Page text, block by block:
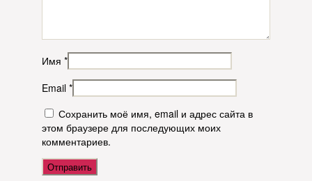
Имя *
Email *
Сохранить моё имя, email и адрес сайта в
этом браузере для последующих моих
комментариев.